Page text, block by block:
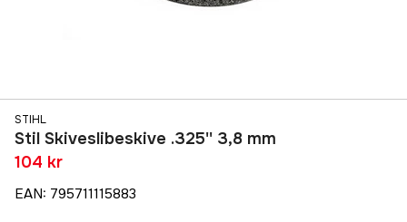
STIHL
Stil Skiveslibeskive .325'' 3,8 mm
104 kr
EAN: 795711115883